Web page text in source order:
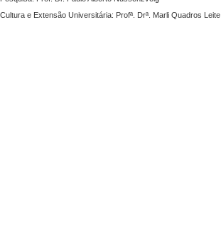
Cultura e Extensão Universitária: Profª. Drª. Marli Quadros Leite